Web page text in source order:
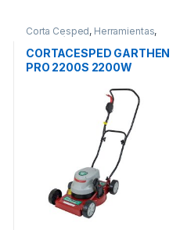
Corta Cesped, Herramientas,
Jardinería
CORTACESPED GARTHEN
PRO 2200S 2200W